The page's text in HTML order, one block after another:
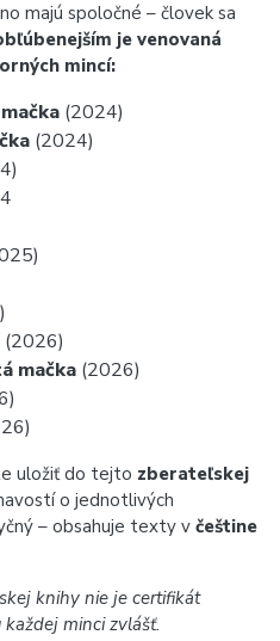
majú spoločné – človek sa
je venovaná
mincí:
(2024)
(2024)
(2026)
mačka (2026)
uložiť do tejto zberateľskej
o jednotlivých
– obsahuje texty v češtine
knihy nie je certifikát
minci zvlášť.